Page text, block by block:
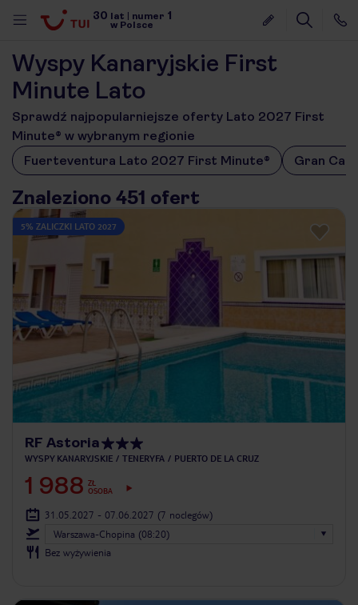
30 lat numer 1
w Polsce
Wyspy Kanaryjskie First
Minute Lato
Sprawdź najpopularniejsze oferty Lato 2027 First
Minute® w wybranym regionie
Fuerteventura Lato 2027 First Minute®
Gran
Znaleziono 451 ofert
5% ZALICZKI LATO 2027
RF Astoria
WYSPY KANARYJSKIE TENERYFA PUERTO DE LA CRUZ
1 988 ZŁ
OSOBA
31.05.2027 - 07.06.2027 (7 noclegów)
Warszawa-Chopina (08:20)
Bez wyżywienia